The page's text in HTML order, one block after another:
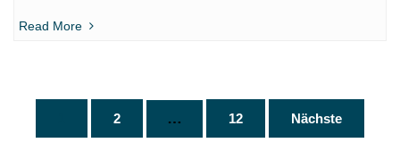
Read More
Seitennummerierung
der
2 … 12 Nächste